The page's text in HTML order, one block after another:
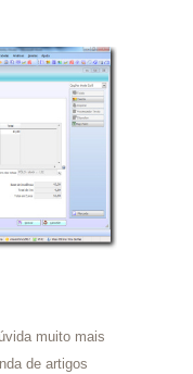
muito mais
de artigos